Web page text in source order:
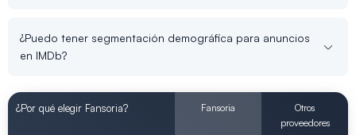
¿Puedo tener segmentación demográfica para anuncios
en IMDb?
¿Por qué elegir Fansoria? Fansoria
Otros
proveedores